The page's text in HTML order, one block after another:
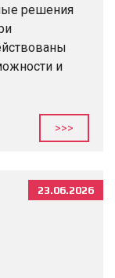
решения
и
>>>
23.06.2026